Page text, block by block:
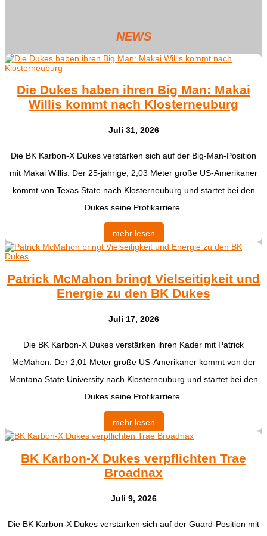
NEWS
Die Dukes haben ihren Big Man: Makai
Willis kommt nach Klosterneuburg
Juli 31, 2026
​Die BK Karbon-X Dukes verstärken sich auf der Big-Man-Position
mit Makai Willis. Der 25-jährige, 2,03 Meter große US-Amerikaner
kommt von Texas State nach Klosterneuburg und startet bei den
Dukes seine Profikarriere.
mehr lesen
Patrick McMahon bringt Vielseitigkeit und
Energie zu den BK Dukes
Juli 17, 2026
Die BK Karbon-X Dukes verstärken ihren Kader mit Patrick
McMahon. Der 2,01 Meter große US-Amerikaner kommt von der
Montana State University nach Klosterneuburg und startet bei den
Dukes seine Profikarriere.
mehr lesen
BK Karbon-X Dukes verpflichten Trae
Broadnax
Juli 9, 2026
Die BK Karbon-X Dukes verstärken sich auf der Guard-Position mit